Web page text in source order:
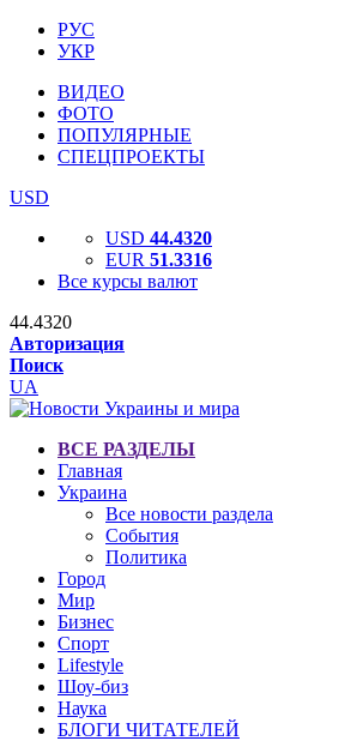
РУС
УКР
ВИДЕО
ФОТО
ПОПУЛЯРНЫЕ
СПЕЦПРОЕКТЫ
USD
USD 44.4320
EUR 51.3316
Все курсы валют
44.4320
Авторизация
Поиск
UA
ВСЕ РАЗДЕЛЫ
Главная
Украина
Все новости раздела
События
Политика
Город
Мир
Бизнес
Спорт
Lifestyle
Шоу-биз
Наука
БЛОГИ ЧИТАТЕЛЕЙ